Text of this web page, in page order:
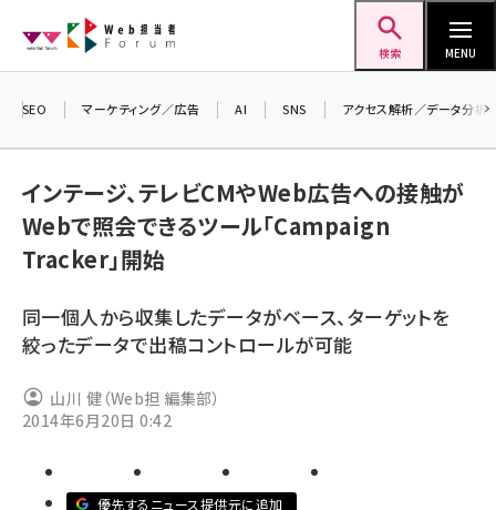
ン
検索 MENU
seo (3516)
youtube (2420)
セミナー (2296)
meo (1274)
SEO マーケティング／広告 AI SNS アクセス解析／データ分析
インテージ、テレビCMやWeb広告への接触が
Webで照会できるツール「Campaign
Tracker」開始
同一個人から収集したデータがベース、ターゲットを
絞ったデータで出稿コントロールが可能
山川 健（Web担 編集部）
2014年6月20日 0:42
優先するニュース提供元に追加
差し